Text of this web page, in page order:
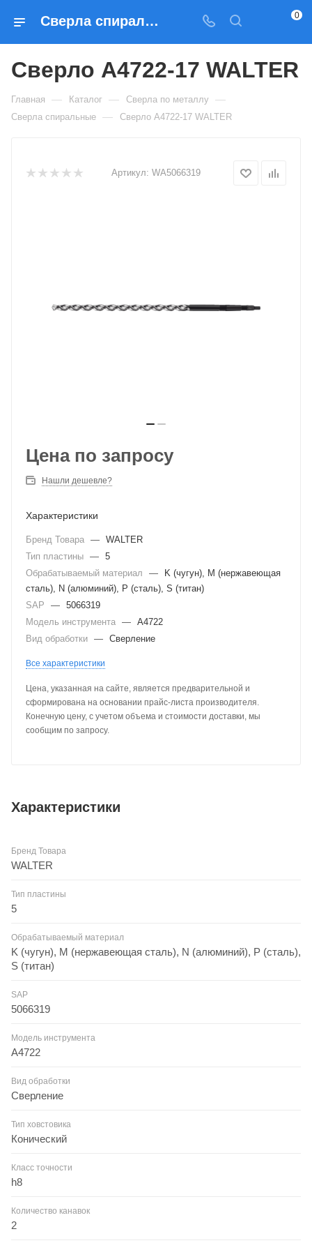
Сверла спиральные Сверло A4722-17 WALTER — купить по выгодным ценам в Москве 0
Сверло A4722-17 WALTER
Главная — Каталог — Сверла по металлу —
Сверла спиральные — Сверло A4722-17 WALTER
Артикул: WA5066319
Цена по запросу
Нашли дешевле?
Характеристики
Бренд Товара — WALTER
Тип пластины — 5
Обрабатываемый материал
—
K (чугун), M (нержавеющая
сталь), N (алюминий), P (сталь), S (титан)
SAP
— 5066319
Модель инструмента — A4722
Вид обработки — Сверление
Все характеристики
Цена, указанная на сайте, является предварительной и
сформирована на основании прайс-листа производителя.
Конечную цену, с учетом объема и стоимости доставки, мы
сообщим по запросу.
Характеристики
Бренд Товара
WALTER
Тип пластины
5
Обрабатываемый материал
K (чугун), M (нержавеющая сталь), N (алюминий), P (сталь),
S (титан)
SAP
5066319
Модель инструмента
A4722
Вид обработки
Сверление
Тип ховстовика
Конический
Класс точности
h8
Количество канавок
2